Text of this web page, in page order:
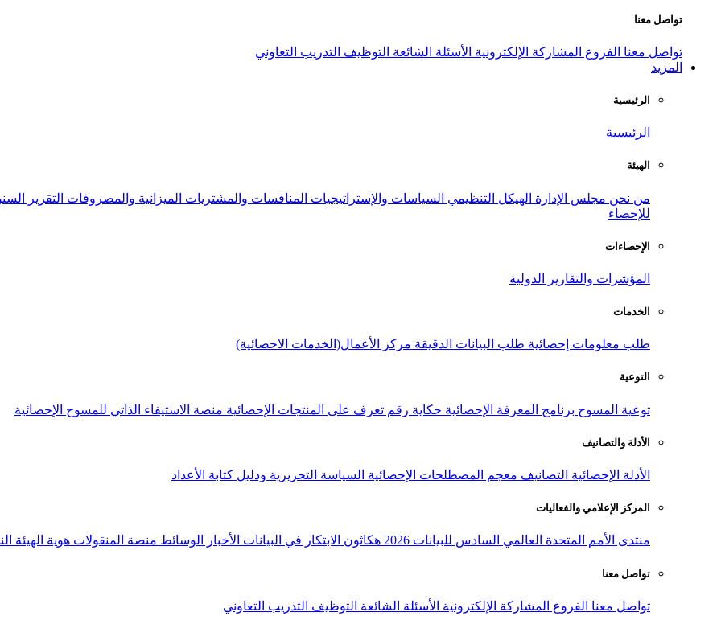
تواصل معنا
تواصل معنا الفروع المشاركة الإلكترونية الأسئلة الشائعة التوظيف التدريب التعاوني
المزيد
الرئيسية
الرئيسية
الهيئة
من نحن مجلس الإدارة الهيكل التنظيمي السياسات والإستراتيجيات المنافسات والمشتريات الميزانية والمصروفات التقرير
للإحصاء
الإحصاءات
المؤشرات والتقارير الدولية
الخدمات
طلب معلومات إحصائية طلب البيانات الدقيقة مركز الأعمال(الخدمات الاحصائية)
التوعية
توعية المسوح برنامج المعرفة الإحصائية حكاية رقم تعرف على المنتجات الإحصائية منصة الاستيفاء الذاتي للمسوح الإحصائية
الأدلة والتصانيف
الأدلة الإحصائية التصانيف معجم المصطلحات الإحصائية السياسة التحريرية ودليل كتابة الأعداد
المركز الإعلامي والفعاليات
منتدى الأمم المتحدة العالمي السادس للبيانات 2026 هكاثون الابتكار في البيانات الأخبار الوسائط منصة المنقولات هوية الهيئة
تواصل معنا
تواصل معنا الفروع المشاركة الإلكترونية الأسئلة الشائعة التوظيف التدريب التعاوني